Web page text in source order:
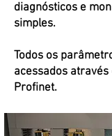
diagnósticos e
simples.
Todos os
acessados através
Profinet.